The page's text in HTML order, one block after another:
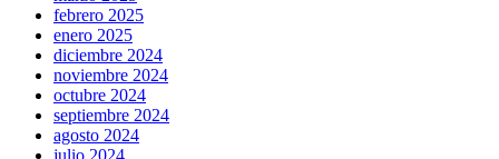
febrero 2025
enero 2025
diciembre 2024
noviembre 2024
octubre 2024
septiembre 2024
agosto 2024